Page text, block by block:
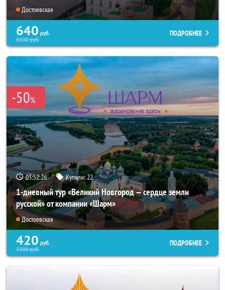
Достоевская
640 руб.
5100руб.
ПОДРОБНЕЕ
-50%
03:52:26 Купили: 22
1-дневный тур «Великий Новгород — сердце земли
русской» от компании «Шарм»
Достоевская
420 руб.
3300руб.
ПОДРОБНЕЕ